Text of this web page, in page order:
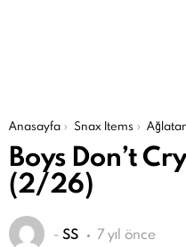
Şu an buradasın:
Anasayfa Snax Items
Boys Don’t
(2/26)
- SS 7 yıl önce